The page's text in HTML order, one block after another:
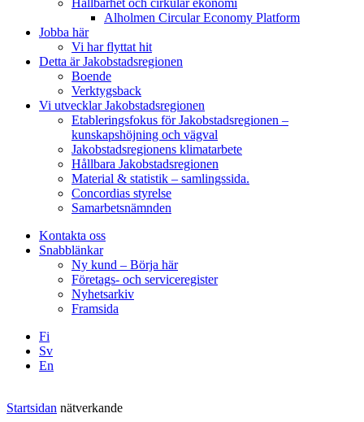
Hållbarhet och cirkulär ekonomi
Alholmen Circular Economy Platform
Jobba här
Vi har flyttat hit
Detta är Jakobstadsregionen
Boende
Verktygsback
Vi utvecklar Jakobstadsregionen
Etableringsfokus för Jakobstadsregionen –
kunskapshöjning och vägval
Jakobstadsregionens klimatarbete
Hållbara Jakobstadsregionen
Material & statistik – samlingssida.
Concordias styrelse
Samarbetsnämnden
Kontakta oss
Snabblänkar
Ny kund – Börja här
Företags- och serviceregister
Nyhetsarkiv
Framsida
Fi
Sv
En
Startsidan nätverkande